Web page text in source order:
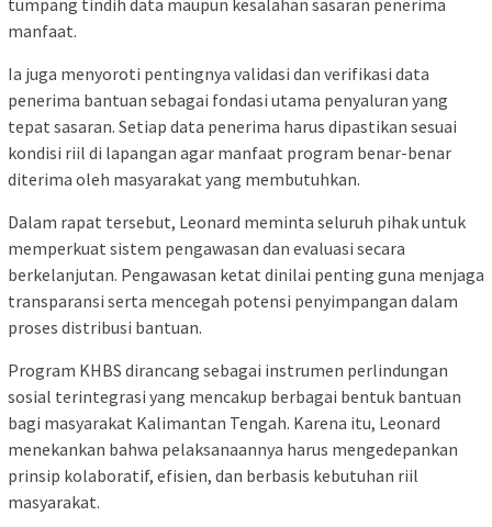
manfaat.
Ia juga menyoroti pentingnya validasi dan verifikasi data
penerima bantuan sebagai fondasi utama penyaluran yang
tepat sasaran. Setiap data penerima harus dipastikan sesuai
kondisi riil di lapangan agar manfaat program benar-benar
diterima oleh masyarakat yang membutuhkan.
Dalam rapat tersebut, Leonard meminta seluruh pihak untuk
memperkuat sistem pengawasan dan evaluasi secara
berkelanjutan. Pengawasan ketat dinilai penting guna menjaga
transparansi serta mencegah potensi penyimpangan dalam
proses distribusi bantuan.
Program KHBS dirancang sebagai instrumen perlindungan
sosial terintegrasi yang mencakup berbagai bentuk bantuan
bagi masyarakat Kalimantan Tengah. Karena itu, Leonard
menekankan bahwa pelaksanaannya harus mengedepankan
prinsip kolaboratif, efisien, dan berbasis kebutuhan riil
masyarakat.